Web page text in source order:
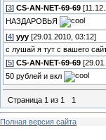
[3] CS-AN-NET-69-69
НАЗДАРОВЬЯ
[4] ууу [29.01.2010, 03:12]
с лушай я тут с вашего
[5] CS-AN-NET-69-69
50 рублей и вкл
Страница 1 из 1 1
Полная версия сайта